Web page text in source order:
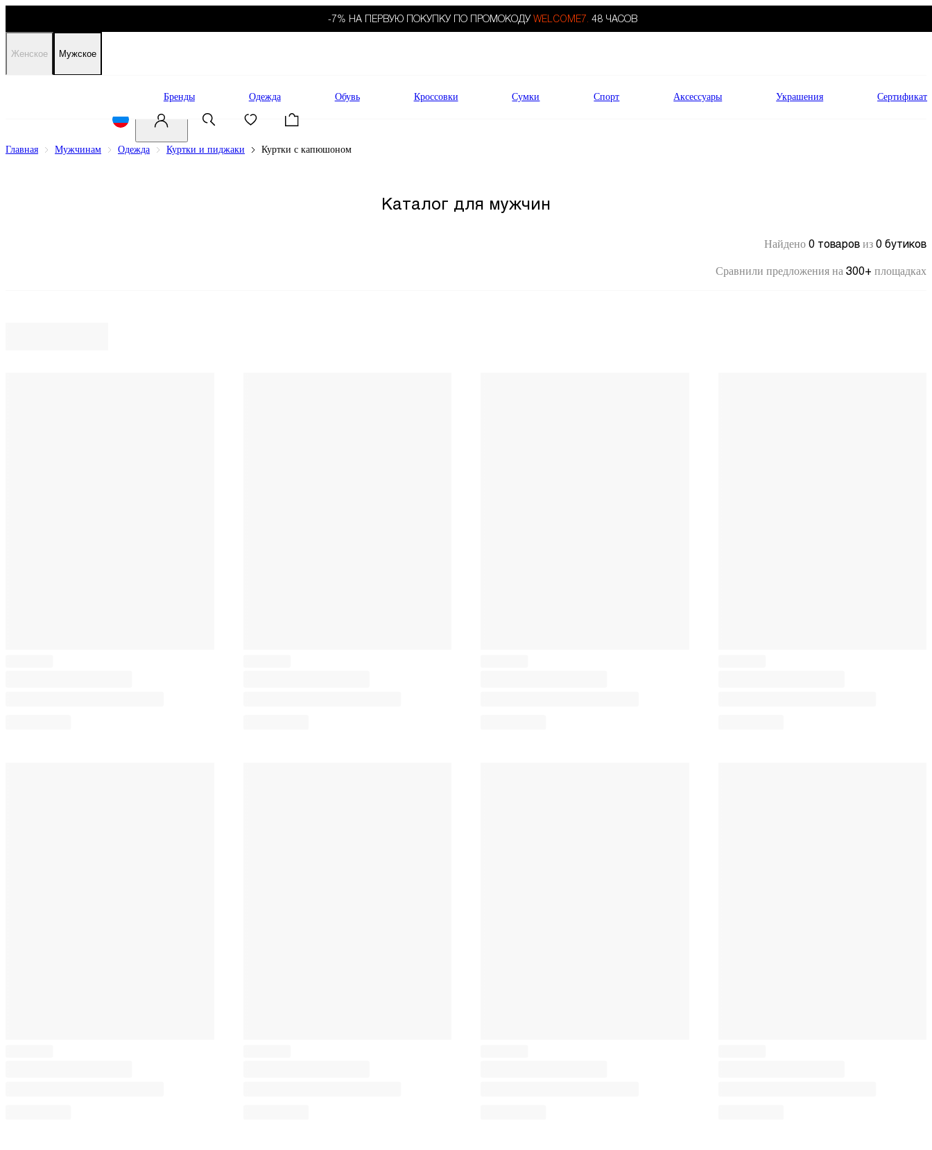
-7% НА ПЕРВУЮ ПОКУПКУ ПО ПРОМОКОДУ WELCOME7. 48 ЧАСОВ
Женское Мужское
Бренды Одежда Обувь Кроссовки Сумки Спорт Аксессуары Украшения Сертификат
Главная Мужчинам Одежда Куртки и пиджаки Куртки с капюшоном
Каталог для мужчин
Найдено 0 товаров из 0 бутиков
Сравнили предложения на 300+ площадках